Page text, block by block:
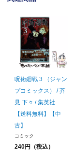
呪術廻戦 3 （ジャン
プコミックス） / 芥
見 下々 / 集英社
【送料無料】【中
古】
コミック
240円（税込）